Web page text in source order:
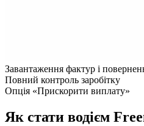
Завантаження фактур і
Повний контроль заробітку
Опція «Прискорити виплату»
Як стати водієм